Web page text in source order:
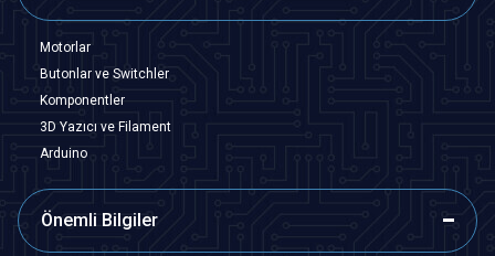
Motorlar
Butonlar ve Switchler
Komponentler
3D Yazıcı ve Filament
Arduino
Önemli Bilgiler